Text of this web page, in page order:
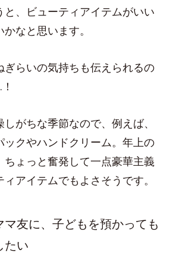
と、ビューティアイテムがいい
なと思います。
ぎらいの気持ちも伝えられるの
がちな季節なので、例えば、
ックやハンドクリーム。年上の
ちょっと奮発して一点豪華主義
アイテムでもよさそうです。
友に、子どもを預かっても
たい